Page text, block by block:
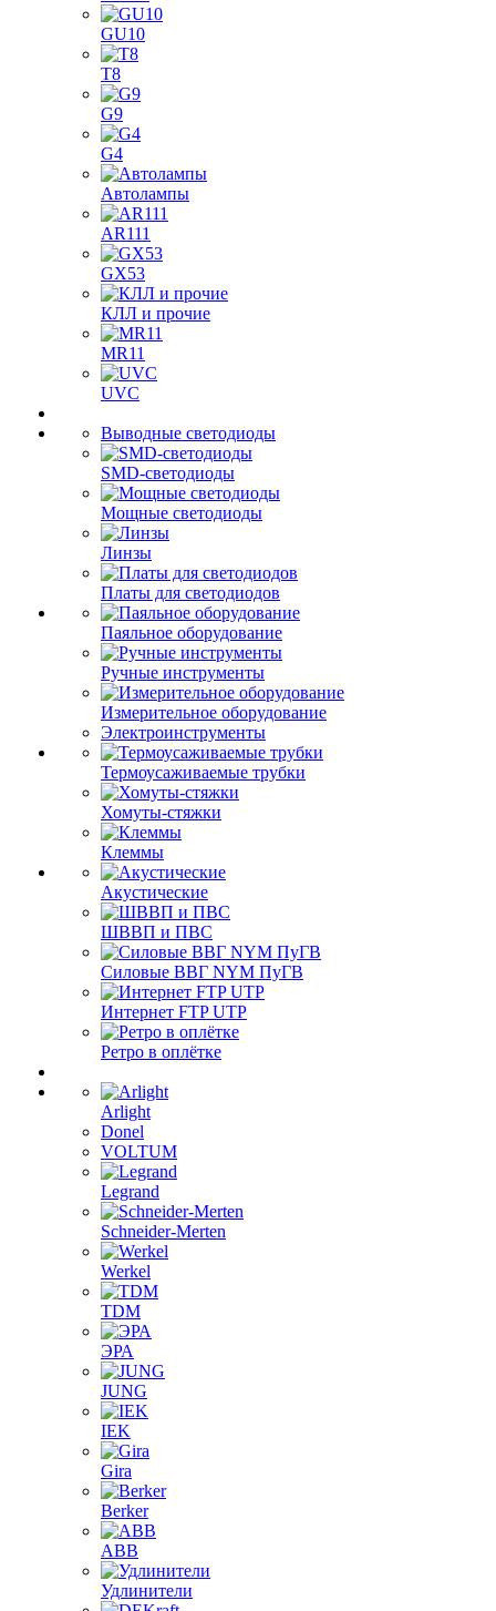
GU10
T8
G9
G4
Автолампы
AR111
GX53
КЛЛ и прочие
MR11
UVC
Выводные светодиоды
SMD-светодиоды
Мощные светодиоды
Линзы
Платы для светодиодов
Паяльное оборудование
Ручные инструменты
Измерительное оборудование
Электроинструменты
Термоусаживаемые трубки
Хомуты-стяжки
Клеммы
Акустические
ШВВП и ПВС
Силовые ВВГ NYM ПуГВ
Интернет FTP UTP
Ретро в оплётке
Arlight
Donel
VOLTUM
Legrand
Schneider-Merten
Werkel
TDM
ЭРА
JUNG
IEK
Gira
Berker
ABB
Удлинители